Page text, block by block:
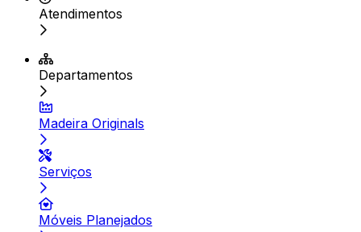
Atendimentos
Departamentos
Madeira Originals
Serviços
Móveis Planejados